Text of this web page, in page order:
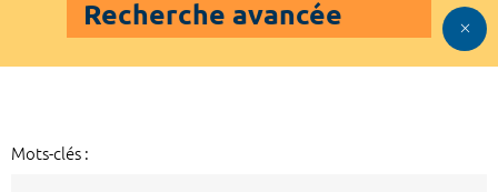
Recherche avancée
Mots-clés :